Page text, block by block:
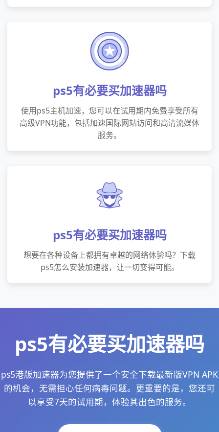
ps5有必要买加速器吗
使用ps5主机加速，您可以在试用期内免费享受所有
高级VPN功能，包括加速国际网站访问和高清流媒体
服务。
ps5有必要买加速器吗
想要在各种设备上都拥有卓越的网络体验吗？下载
ps5怎么安装加速器，让一切变得可能。
ps5有必要买加速器吗
ps5港版加速器为您提供了一个安全下载最新版VPN APK
的机会，无需担心任何病毒问题。更重要的是，您还可
以享受7天的试用期，体验其出色的服务。